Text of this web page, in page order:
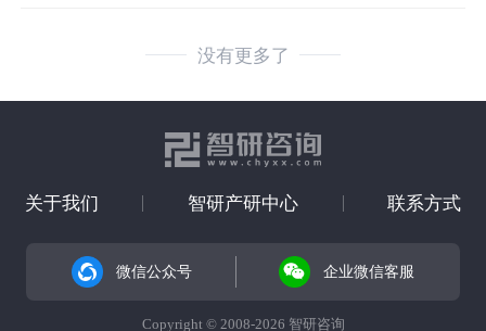
没有更多了
关于我们 智研产研中心 联系方式
微信公众号 企业微信客服
Copyright © 2008-2026 智研咨询